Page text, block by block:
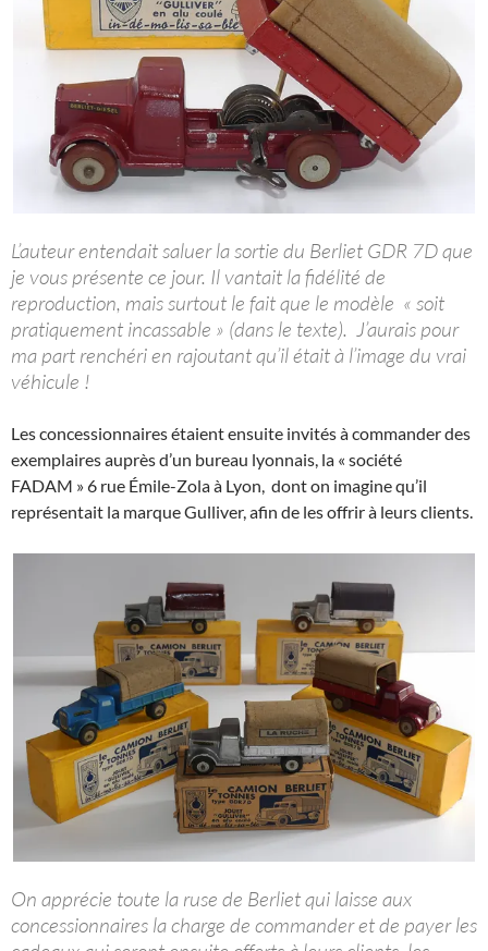
L’auteur entendait saluer la sortie du Berliet GDR 7D que
je vous présente ce jour. Il vantait la fidélité de
reproduction, mais surtout le fait que le modèle « soit
pratiquement incassable » (dans le texte). J’aurais pour
ma part renchéri en rajoutant qu’il était à l’image du vrai
véhicule !
Les concessionnaires étaient ensuite invités à commander des
exemplaires auprès d’un bureau lyonnais, la « société
FADAM » 6 rue Émile-Zola à Lyon, dont on imagine qu’il
représentait la marque Gulliver, afin de les offrir à leurs clients.
On apprécie toute la ruse de Berliet qui laisse aux
concessionnaires la charge de commander et de payer les